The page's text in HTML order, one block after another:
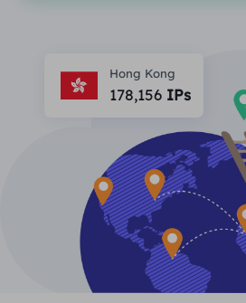
Berater für langfristige
Ich habe kein heating
Berater für
Markenschutz
SEO-Überwachung
Anzeigenüberprüfung
Web Scraping und
Partnerprogramm
Partner
KOSTENLOSE WERKZEUGE
Proxy-Checker
Lernen
Blog
Benutzerhandbuch
中文
English
Genießen 77 % Rabatt und
Wohnimmobilien $0/GB
Hong Kong
178,156IPs